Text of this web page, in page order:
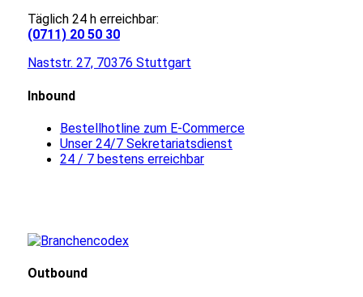
Täglich 24 h erreichbar:
(0711) 20 50 30
Naststr. 27, 70376 Stuttgart
Inbound
Bestellhotline zum E-Commerce
Unser 24/7 Sekretariatsdienst
24 / 7 bestens erreichbar
Outbound